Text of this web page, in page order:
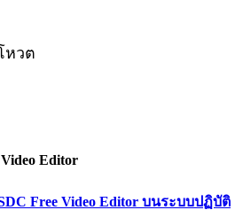
หวต
Editor
Free Video Editor บนระบบปฏิบัติ